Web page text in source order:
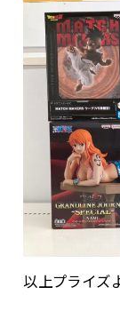
以上プライズ